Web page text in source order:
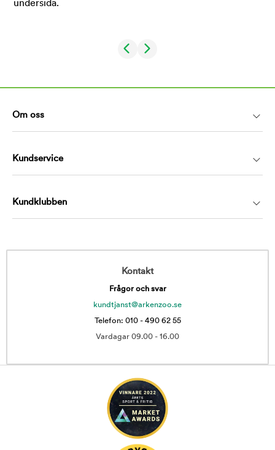
Om oss
Kundservice
Kundklubben
Kontakt
Frågor och svar
kundtjanst@arkenzoo.se
Telefon: 010 - 490 62 55
Vardagar 09.00 - 16.00